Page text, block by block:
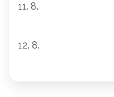
úterý
11. 8.
středa
12. 8.